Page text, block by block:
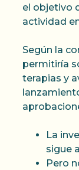
el objetivo
actividad
Según la
permitiría
terapias y
La
sigue
Pero